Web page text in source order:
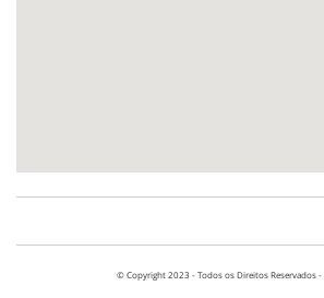
© Copyright 2023 - Todos os Direitos Reservados -